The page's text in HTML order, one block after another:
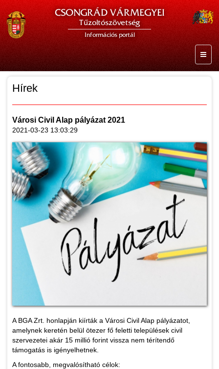
CSONGRÁD VÁRMEGYEI
Tűzoltószövetség
Információs portál
Hírek
Városi Civil Alap pályázat 2021
2021-03-23 13:03:29
A BGA Zrt. honlapján kiírták a Városi Civil Alap pályázatot,
amelynek keretén belül ötezer fő feletti települések civil
szervezetei akár 15 millió forint vissza nem térítendő
támogatás is igényelhetnek.
A fontosabb, megvalósítható célok: